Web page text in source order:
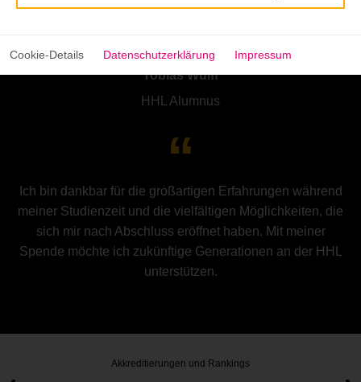
Ich bin dankbar für die großartigen Erfahrungen während
meiner Studienzeit und die vielfältigen Möglichkeiten, die
sich mir nach Abschluss eröffnet haben. Mit meiner
Spende möchte ich zukünftige Generationen an der HHL
unterstützen.
Tobias Wulff
HHL Alumnus
Akkreditierungen und Rankings
Cookie-Details Datenschutzerklärung Impressum